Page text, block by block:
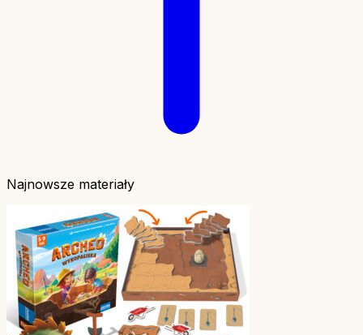
Najnowsze materiały